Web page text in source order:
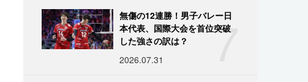
7
無傷の12連勝！男子バレー日
本代表、国際大会を首位突破
した強さの訳は？
2026.07.31